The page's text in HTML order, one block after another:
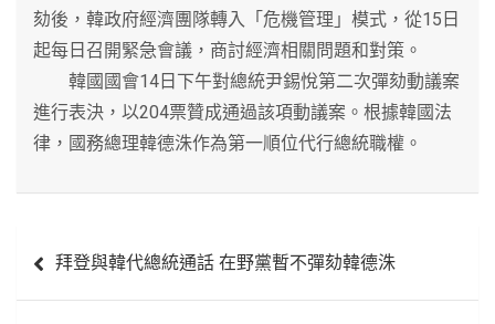
劾後，韓政府經濟團隊轉入「危機管理」模式，從15日
起每日召開緊急會議，商討經濟相關問題和對策。
韓國國會14日下午對總統尹錫悅第二次彈劾動議案
進行表決，以204票贊成通過該項動議案。根據韓國法
律，國務總理韓德洙作為第一順位代行總統職權。
章 拜登與韓代總統通話 在野黨暫不彈劾韓德洙